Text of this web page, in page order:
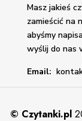
Masz jakieś
zamieścić na
abyśmy
wyślij do nas
Email:
© Czytanki.pl